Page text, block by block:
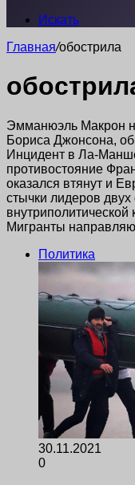
Искать
Главная/обострила
Эмманюэль Макрон
Бориса Джонсона,
Инцидент в Ла-
противостояние
оказался втянут и
стычки лидеров
Мигранты
Политика
30.11.2021
0